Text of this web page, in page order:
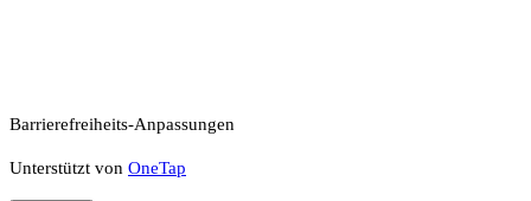
Barrierefreiheits-Anpassungen
Unterstützt von OneTap